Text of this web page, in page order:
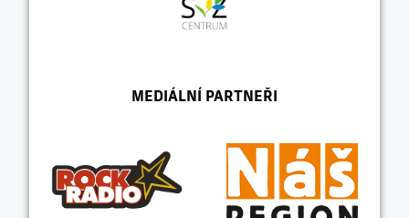
MEDIÁLNÍ PARTNEŘI